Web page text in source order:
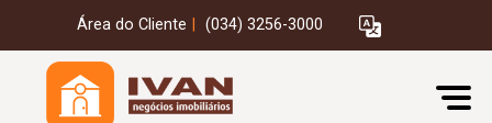
Área do Cliente (034) 3256-3000